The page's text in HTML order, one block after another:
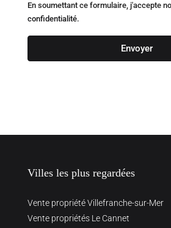
En soumettant ce formulaire, j'accepte
confidentialité.
Envoyer
Villes les plus regardées
Vente propriété Villefranche-sur-Mer
Vente propriétés Le Cannet